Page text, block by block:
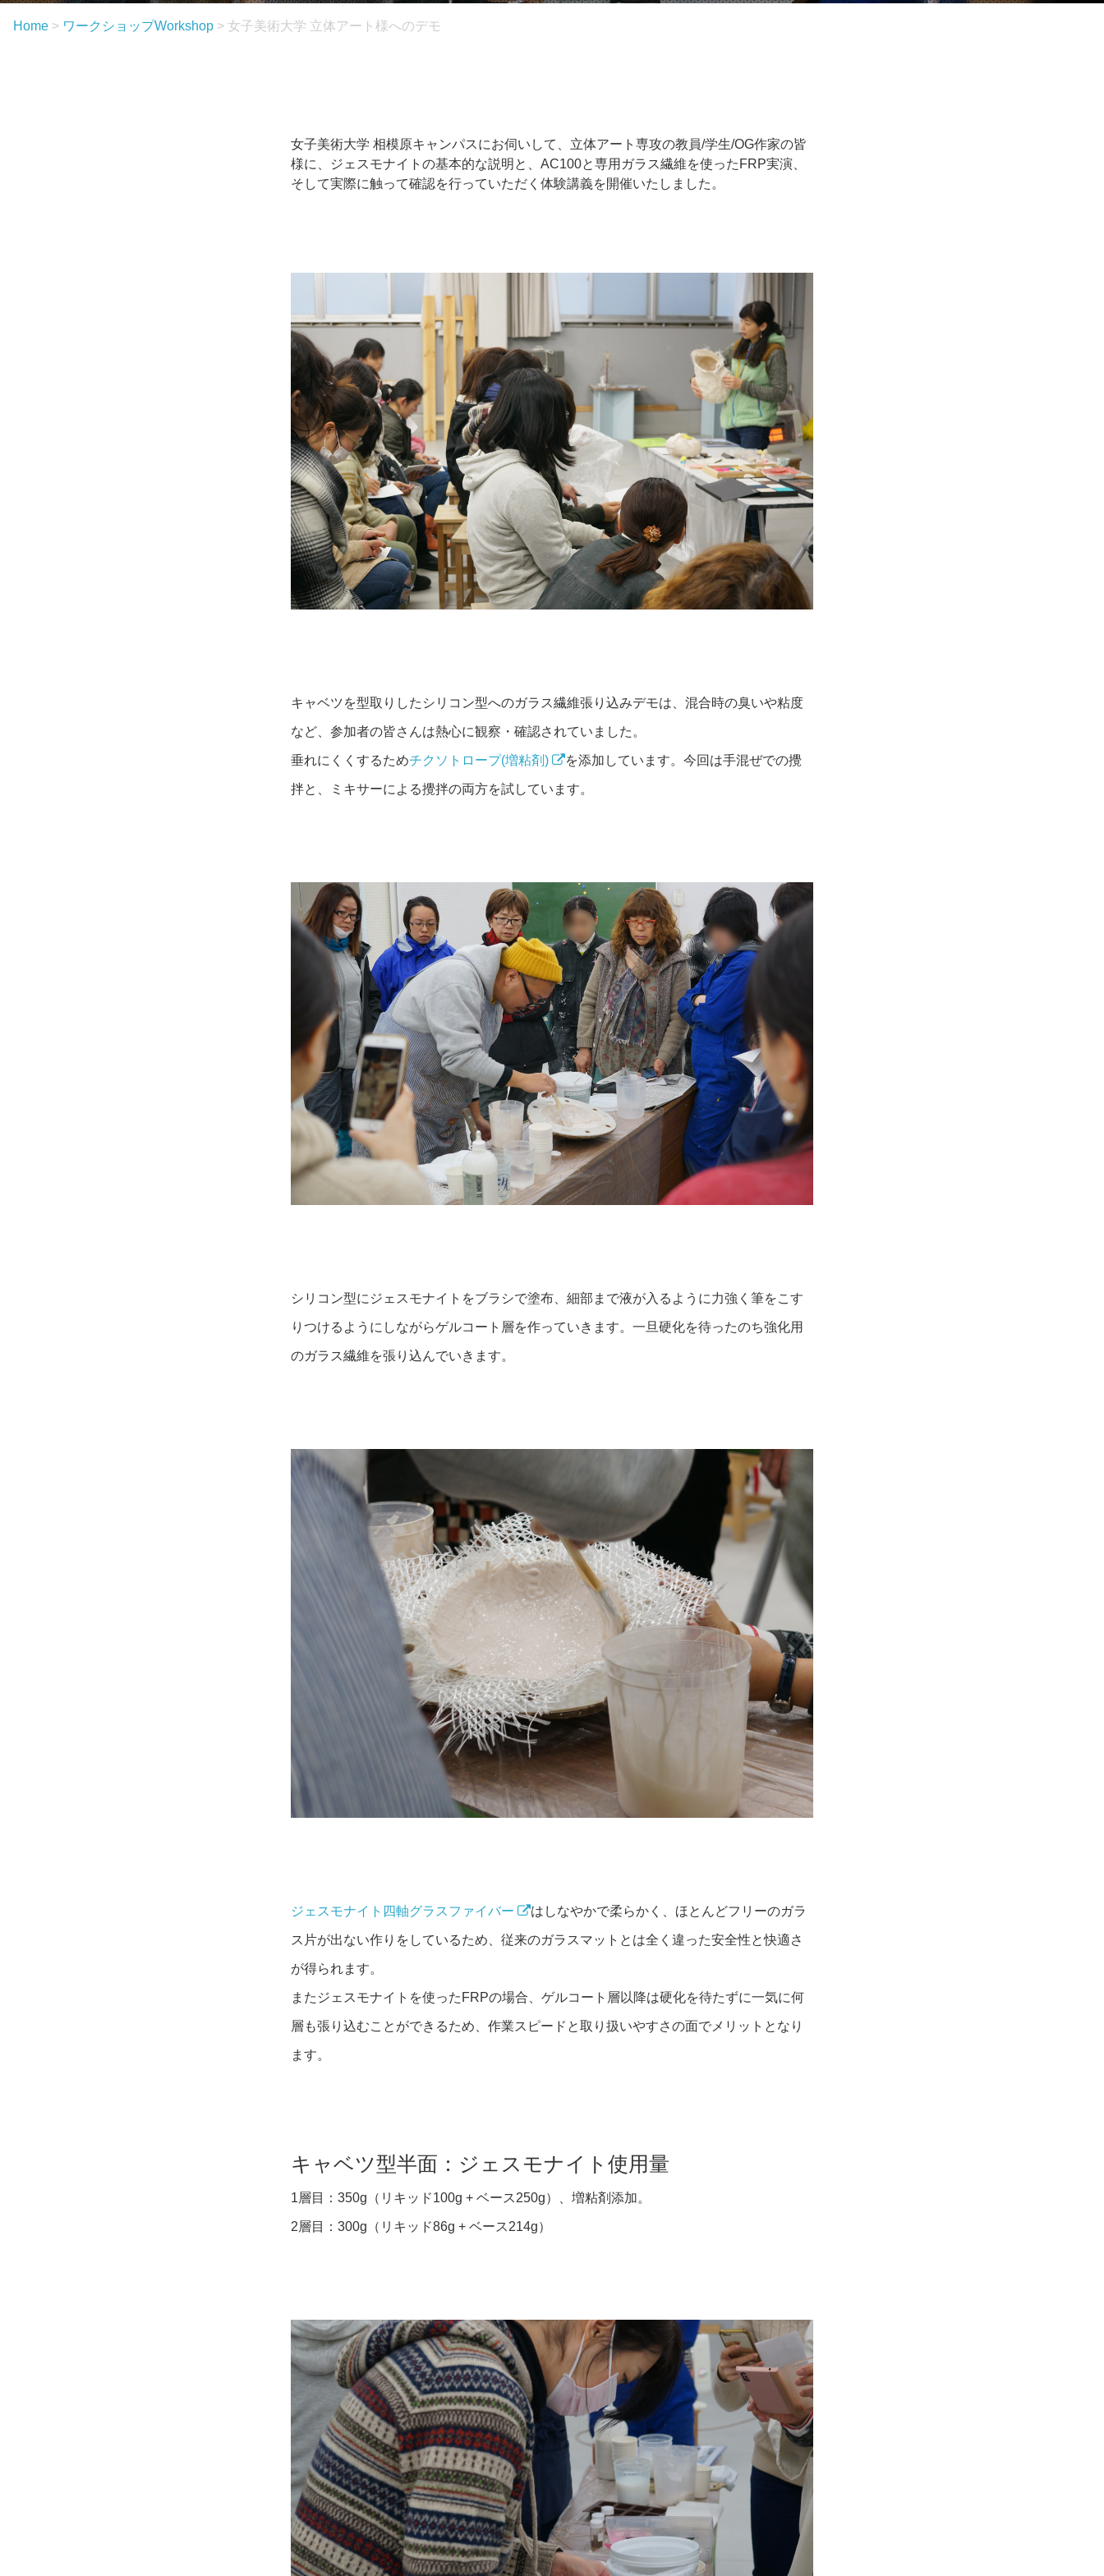
Home > ワークショップWorkshop > 女子美術大学 立体アート様へのデモ
女子美術大学 相模原キャンパスにお伺いして、立体アート専攻の教員/学生/OG作家の皆
様に、ジェスモナイトの基本的な説明と、AC100と専用ガラス繊維を使ったFRP実演、
そして実際に触って確認を行っていただく体験講義を開催いたしました。
キャベツを型取りしたシリコン型へのガラス繊維張り込みデモは、混合時の臭いや粘度
など、参加者の皆さんは熱心に観察・確認されていました。
垂れにくくするためチクソトロープ(増粘剤) を添加しています。今回は手混ぜでの攪
拌と、ミキサーによる攪拌の両方を試しています。
シリコン型にジェスモナイトをブラシで塗布、細部まで液が入るように力強く筆をこす
りつけるようにしながらゲルコート層を作っていきます。一旦硬化を待ったのち強化用
のガラス繊維を張り込んでいきます。
ジェスモナイト四軸グラスファイバー はしなやかで柔らかく、ほとんどフリーのガラ
ス片が出ない作りをしているため、従来のガラスマットとは全く違った安全性と快適さ
が得られます。
またジェスモナイトを使ったFRPの場合、ゲルコート層以降は硬化を待たずに一気に何
層も張り込むことができるため、作業スピードと取り扱いやすさの面でメリットとなり
ます。
キャベツ型半面：ジェスモナイト使用量
1層目：350g（リキッド100g + ベース250g）、増粘剤添加。
2層目：300g（リキッド86g + ベース214g）